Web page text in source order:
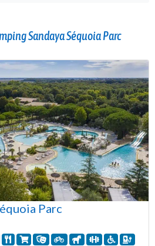
Sandaya Séquoia Parc
Parc